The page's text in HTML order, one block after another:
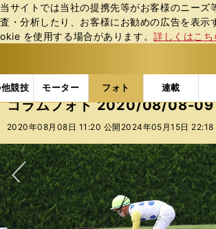
当サイトでは当社の提携先等がお客様のニーズ
査・分析したり、お客様にお勧めの広告を表⽰
okie を使⽤する場合があります。詳しくはこち
競技 モーター フォト 連載
b
ス
ポ
ル
ィ
ー
バ
フォトギャラリー コラムフォト
コラムフォト 2020/08/08-09
2020年08月08日 11:20 公開 2024年05月15日 22:18
次へ